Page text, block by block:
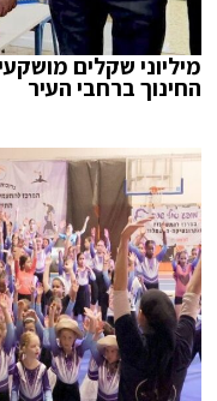
מיליוני שקלים
החינוך ברחבי העיר